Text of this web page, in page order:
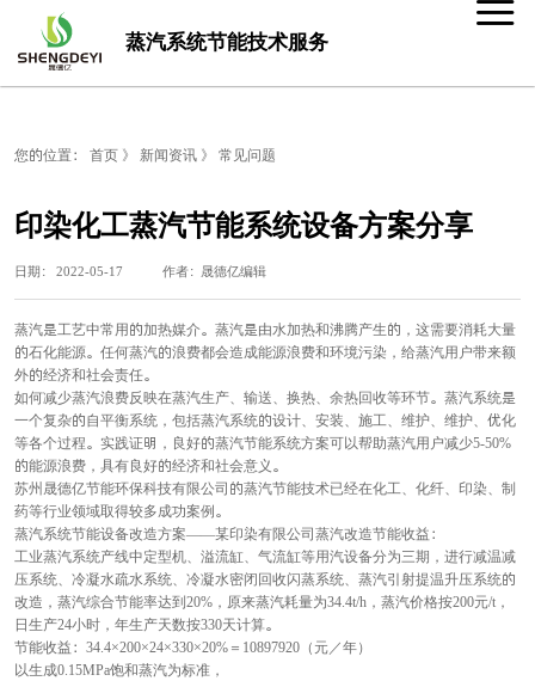
蒸汽系统节能技术服务
您的位置： 首页 》 新闻资讯 》 常见问题
印染化工蒸汽节能系统设备方案分享
日期： 2022-05-17 作者：晟德亿编辑
蒸汽是工艺中常用的加热媒介。蒸汽是由水加热和沸腾产生的，这需要消耗大量
的石化能源。任何蒸汽的浪费都会造成能源浪费和环境污染，给蒸汽用户带来额
外的经济和社会责任。
如何减少蒸汽浪费反映在蒸汽生产、输送、换热、余热回收等环节。蒸汽系统是
一个复杂的自平衡系统，包括蒸汽系统的设计、安装、施工、维护、维护、优化
等各个过程。实践证明，良好的蒸汽节能系统方案可以帮助蒸汽用户减少5-50%
的能源浪费，具有良好的经济和社会意义。
苏州晟德亿节能环保科技有限公司的蒸汽节能技术已经在化工、化纤、印染、制
药等行业领域取得较多成功案例。
蒸汽系统节能设备改造方案——某印染有限公司蒸汽改造节能收益：
工业蒸汽系统产线中定型机、溢流缸、气流缸等用汽设备分为三期，进行减温减
压系统、冷凝水疏水系统、冷凝水密闭回收闪蒸系统、蒸汽引射提温升压系统的
改造，蒸汽综合节能率达到20%，原来蒸汽耗量为34.4t/h，蒸汽价格按200元/t，
日生产24小时，年生产天数按330天计算。
节能收益：34.4×200×24×330×20%＝10897920（元／年）
以生成0.15MPa饱和蒸汽为标准，